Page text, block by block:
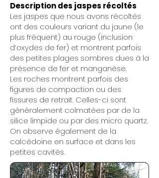
Description des jaspes récoltés
Les jaspes que nous avons récoltés
ont des couleurs variant du jaune (le
plus fréquent) au rouge (inclusion
d’oxydes de fer) et montrent parfois
des petites plages sombres dues à la
présence de fer et manganèse.
Les roches montrent parfois des
figures de compaction ou des
fissures de retrait. Celles-ci sont
généralement colmatées par de la
silice limpide ou par des micro quartz.
On observe également de la
calcédoine en surface et dans les
petites cavités.